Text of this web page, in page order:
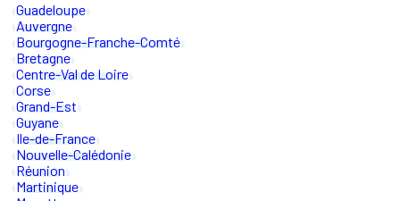
Guadeloupe
Auvergne
Bourgogne-Franche-Comté
Bretagne
Centre-Val de Loire
Corse
Grand-Est
Guyane
Ile-de-France
Nouvelle-Calédonie
Réunion
Martinique